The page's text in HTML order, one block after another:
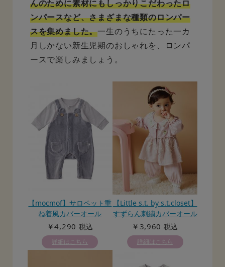
んのために素材にもしっかりこだわったロ
ンパースなど、さまざまな種類のロンパー
スを集めました。一生のうちにたった一カ
月しかない新生児期のおしゃれを、ロンパ
ースで楽しみましょう。
【mocmof】サロペット重
ね着風カバーオール
￥4,290 税込
詳細はこちら
【Little s.t. by s.t.closet】
すずらん刺繍カバーオール
￥3,960 税込
詳細はこちら